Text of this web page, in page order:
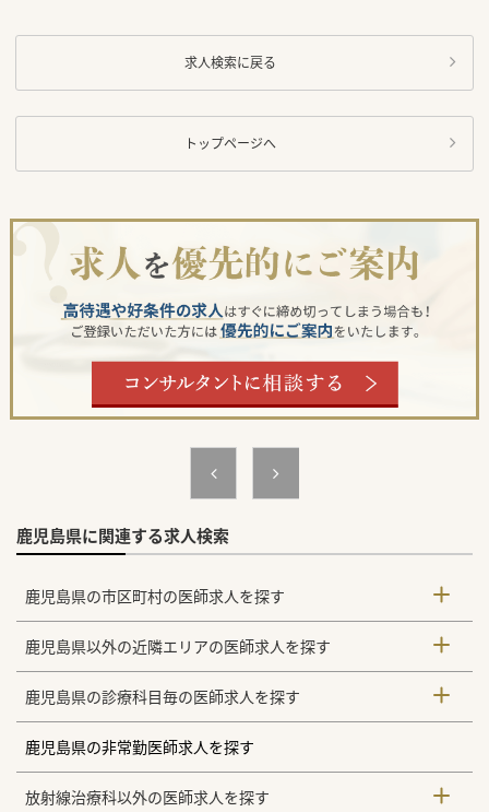
求人検索に戻る
トップページへ
鹿児島県に関連する求人検索
鹿児島県の市区町村の医師求人を探す
鹿児島県以外の近隣エリアの医師求人を探す
鹿児島県の診療科目毎の医師求人を探す
鹿児島県の非常勤医師求人を探す
放射線治療科以外の医師求人を探す